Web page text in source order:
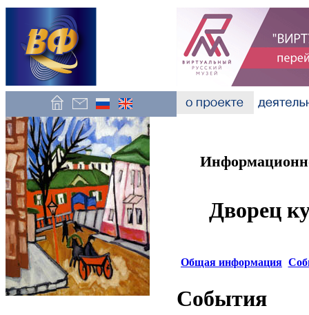
Дворец
Общая информация
События